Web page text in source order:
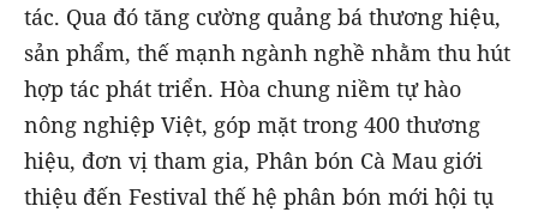
tác. Qua đó tăng cường quảng bá thương hiệu,
sản phẩm, thế mạnh ngành nghề nhằm thu hút
hợp tác phát triển. Hòa chung niềm tự hào
nông nghiệp Việt, góp mặt trong 400 thương
hiệu, đơn vị tham gia, Phân bón Cà Mau giới
thiệu đến Festival thế hệ phân bón mới hội tụ